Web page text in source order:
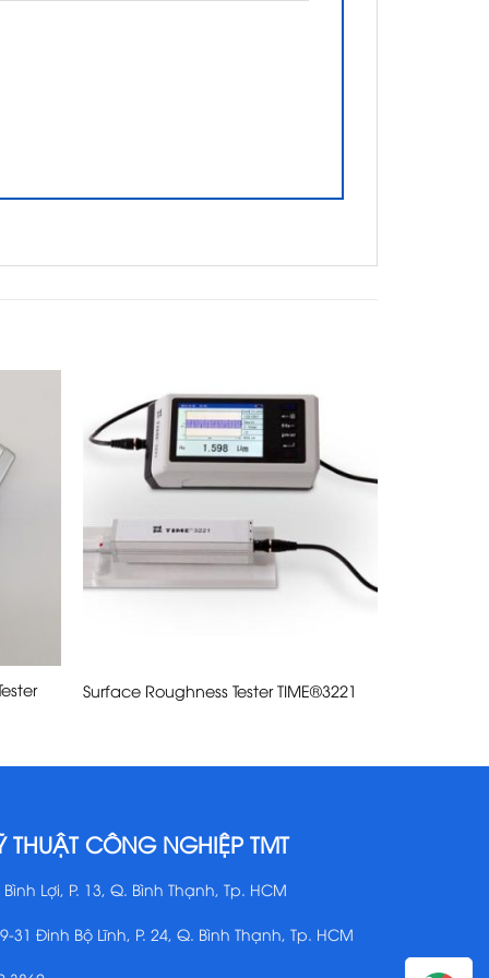
Surface Roughness Tester TIME®3221
THUẬT CÔNG NGHIỆP TMT
Lợi, P. 13, Q. Bình Thạnh, Tp. HCM
Đinh Bộ Lĩnh, P. 24, Q. Bình Thạnh, Tp. HCM